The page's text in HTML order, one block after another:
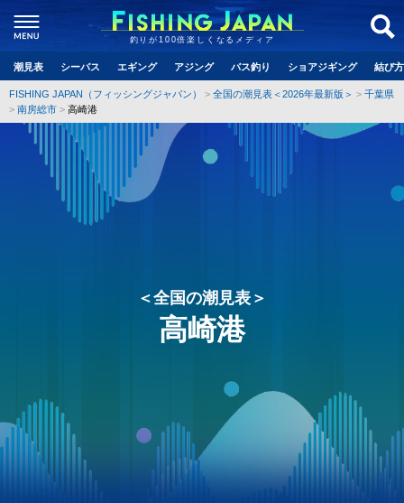
釣りが100倍楽しくなるメディア
潮見表 シーバス エギング アジング バス釣り ショアジギング 結び
FISHING JAPAN（フィッシングジャパン） 全国の潮見表＜2026年最新版＞
千葉県
南房総市
高崎港
＜全国の潮見表＞
高崎港